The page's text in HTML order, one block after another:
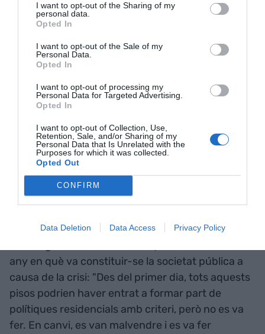
I want to opt-out of the Sharing of my
personal data.
Opted In
I want to opt-out of the Sale of my
Personal Data.
Opted In
I want to opt-out of processing my
Personal Data for Targeted Advertising.
Opted In
I want to opt-out of Collection, Use,
Retention, Sale, and/or Sharing of my
Personal Data that Is Unrelated with the
Purposes for which it was collected.
Opted Out
CONFIRM
Data Deletion Data Access Privacy Policy
3.300 habitatgesi dos milions de metres
quadrats de sòl residencial a l'empresa pública
desembre. Aquests dos milions de metres
quadrats, segons Sánchez, s'utilitzaran per
construir "milers i milers d'habitatges protegits
per a lloguer assequible, fonamentalment per a
A més, la nova companyia també incorporarà els
més de 30.000 habitatges de la
Gestió d'Actius Procedents de la
Reestructuració Bancària
López, però es pregunta "d'on sortiran" els 3.300
any en què va constituir-se la societat pública a
causa de la crisi: "Des del primer dia, tots aquests
pisos podrien haver entrat a formar part de
polítiques residencials amb criteri, però no es va
fer. En canvi, es van malvendre i es va fer